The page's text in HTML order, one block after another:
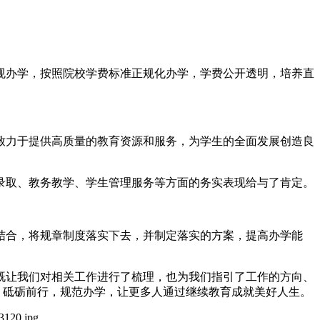
学，按照院校学费标准正规化办学，学费公开透明，培养直
于提供高质量的教育资源和服务，为学生的全面发展创造良
、教务教学、学生管理服务等方面的务实表现给与了肯定。
，将规章制度落实下去，并制定落实的方案，提高办学能
我们对相关工作进行了梳理，也为我们指引了工作的方向、
砺前行，规范办学，让更多人通过继续教育成就美好人生。